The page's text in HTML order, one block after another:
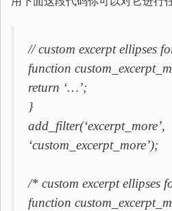
// custom excerpt ellipses
function
return ‘…’;
}
add_filter(‘excerpt_more’,
‘custom_excerpt_more’);
/* custom excerpt ellipses
function